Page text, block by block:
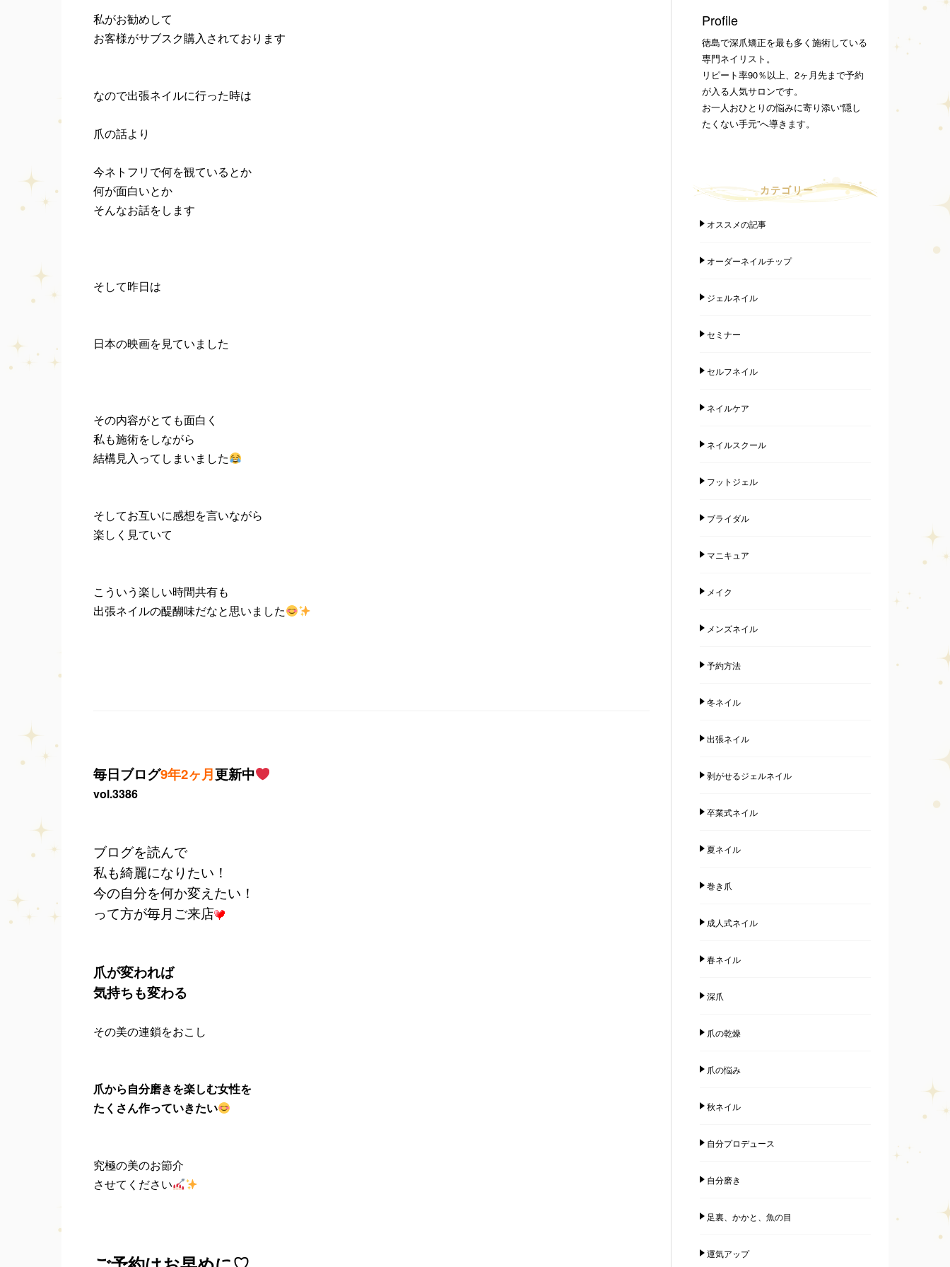
私がお勧めして
お客様がサブスク購入されております
なので出張ネイルに行った時は
爪の話より
今ネトフリで何を観ているとか
何が面白いとか
そんなお話をします
そして昨日は
日本の映画を見ていました
その内容がとても面白く
私も施術をしながら
結構見入ってしまいました
そしてお互いに感想を言いながら
楽しく見ていて
こういう楽しい時間共有も
出張ネイルの醍醐味だなと思いました
毎日ブログ9年2ヶ月更新中
vol.3386
ブログを読んで
私も綺麗になりたい！
今の自分を何か変えたい！
って方が毎月ご来店
爪が変われば
気持ちも変わる
その美の連鎖をおこし
爪から自分磨きを楽しむ女性を
たくさん作っていきたい
究極の美のお節介
させてください
Profile
徳島で深爪矯正を最も多く施術している
専門ネイリスト。
リピート率90％以上、2ヶ月先まで予約
が入る人気サロンです。
お一人おひとりの悩みに寄り添い“隠し
たくない手元”へ導きます。
カテゴリー
オススメの記事
オーダーネイルチップ
ジェルネイル
セミナー
セルフネイル
ネイルケア
ネイルスクール
フットジェル
ブライダル
マニキュア
メイク
メンズネイル
予約方法
冬ネイル
出張ネイル
剥がせるジェルネイル
卒業式ネイル
夏ネイル
巻き爪
成人式ネイル
春ネイル
深爪
爪の乾燥
爪の悩み
秋ネイル
自分プロデュース
自分磨き
足裏、かかと、魚の目
運気アップ